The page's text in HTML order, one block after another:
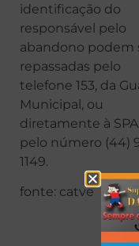
identificação do
responsável pelo
abandono podem
repassadas pelo
telefone 153, da
Municipal, ou
diretamente à
pelo número (44)
1149.
fonte: catve